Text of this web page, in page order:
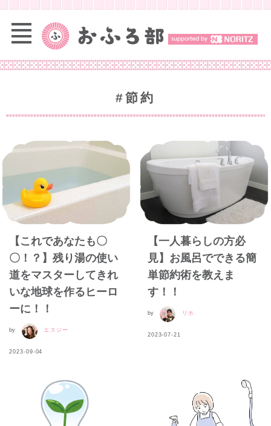
#節約
【これであなたも〇
〇！？】残り湯の使い
道をマスターしてきれ
いな地球を作るヒーロ
ーに！！
by エスジー
2023-09-04
【一人暮らしの方必
見】お風呂でできる簡
単節約術を教えま
す！！
by リホ
2023-07-21